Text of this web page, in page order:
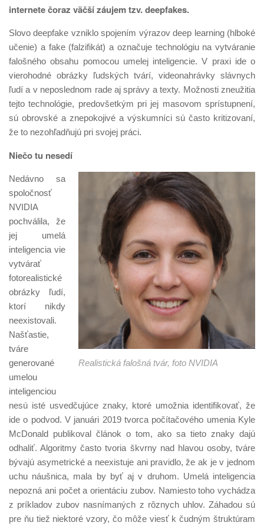
internete čoraz väčší záujem tzv. deepfakes.
Slovo deepfake vzniklo spojením výrazov deep learning (hlboké
učenie) a fake (falzifikát) a označuje technológiu na vytváranie
falošného obsahu pomocou umelej inteligencie. V praxi ide o
vierohodné obrázky ľudských tvárí, videonahrávky slávnych
ľudí a v neposlednom rade aj správy a texty. Možnosti zneužitia
tejto technológie, predovšetkým pri jej masovom sprístupnení,
sú obrovské a znepokojivé a výskumníci sú často kritizovaní,
že to nezohľadňujú pri svojej práci.
Niečo tu nesedí
Realistická falošná tvár, foto NVIDIA
Nedávno sa
spoločnosť
NVIDIA
pochválila, že
jej umelá
inteligencia vie
vytvárať
fotorealistické
obrázky ľudí,
ktorí nikdy
neexistovali.
Našťastie,
tváre
generované
umelou
inteligenciou
nesú isté usvedčujúce znaky, ktoré umožnia identifikovať, že
ide o podvod. V januári 2019 tvorca počítačového umenia Kyle
McDonald publikoval článok o tom, ako sa tieto znaky dajú
odhaliť. Algoritmy často tvoria škvrny nad hlavou osoby, tváre
bývajú asymetrické a neexistuje ani pravidlo, že ak je v jednom
uchu náušnica, mala by byť aj v druhom. Umelá inteligencia
nepozná ani počet a orientáciu zubov. Namiesto toho vychádza
z príkladov zubov nasnímaných z rôznych uhlov. Záhadou sú
pre ňu tiež niektoré vzory, čo môže viesť k čudným štruktúram